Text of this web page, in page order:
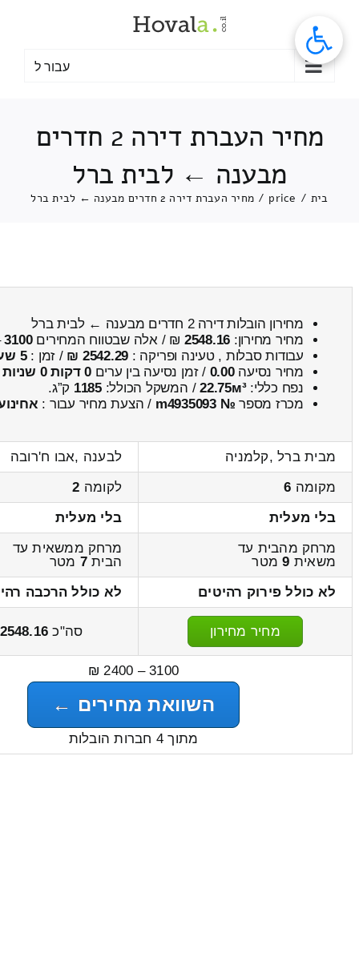
עבור ל
מחיר העברת דירה 2 חדרים
מבענה ← לבית ברל
בית /
price
/ מחיר העברת דירה 2 חדרים מבענה ← לבית ברל
מחירון הובלות דירה 2 חדרים מבענה ← לבית ברל
מחיר מחירון: 2548.16 ₪ / אלה שבטווח המחירים3100
עבודות סבלות , טעינה ופריקה : 2542.29 ₪ / זמן :5 שעות 23 דקות
מחיר נסיעה0.00 / זמן נסיעה בין ערים0 דקות 0 שניות
נפח כללי:22.75м³/ המשקל הכולל:1185 ק”ג.
מכרז מספר № m4935093 / הצעת מחיר עבור :
מבית ברל ,קלמניה
לבענה ,אבו ח'רובה
מקומה 6 לקומה 2
בלי מעלית
בלי מעלית
מרחק מהבית עד
משאית 9מטר
מרחק ממשאית עד
הבית7 מטר
לא כולל פירוק רהיטים
לא כולל הרכבה
מחיר מחירון סה"כ 2548.16
3100 – 2400 ₪
השוואת מחירים ←
מתוך 4 חברות הובלות